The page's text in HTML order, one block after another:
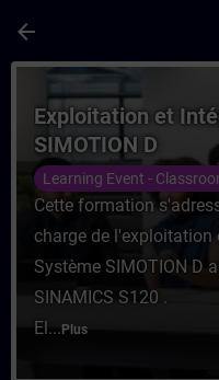
arrow_back
Cours -
Exploitation et
SIMOTION D
Learning Event -
Cette formation
charge de
Système SIMOTION D
SINAMICS S120 .
El... Plus